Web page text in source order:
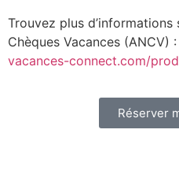
Trouvez plus d’informations
Chèques Vacances (ANCV) :
vacances-connect.com/
Réserver